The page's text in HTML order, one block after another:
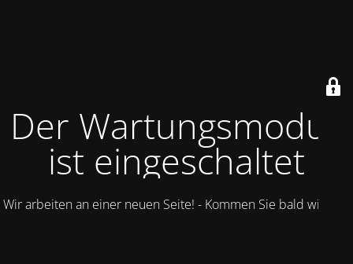
Der Wartungsmodus
ist eingeschaltet
Wir arbeiten an einer neuen Seite! - Kommen Sie bald wieder.